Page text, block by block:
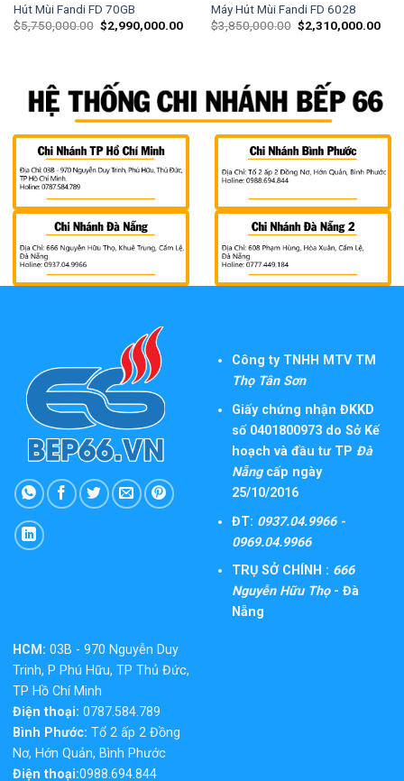
Hút Mùi Fandi FD 70GB
$5,750,000.00 $2,990,000.00
Máy Hút Mùi Fandi FD 6028
$3,850,000.00 $2,310,000.00
Công ty TNHH MTV TM
Thọ Tân Sơn
Giấy chứng nhận ĐKKD
số 0401800973 do Sở Kế
hoạch và đầu tư TP Đà
Nẵngcấp ngày
25/10/2016
ĐT: 0937.04.9966 -
0969.04.9966
TRỤ SỞ CHÍNH : 666
Nguyễn Hữu Thọ- Đà
Nẵng
HCM: 03B - 970 Nguyễn Duy
Trinh, P Phú Hữu, TP Thủ Đức,
TP Hồ Chí Minh
Điện thoại: 0787.584.789
Bình Phước: Tổ 2 ấp 2 Đồng
Nơ, Hớn Quản, Bình Phước
Điện thoại:0988.694.844